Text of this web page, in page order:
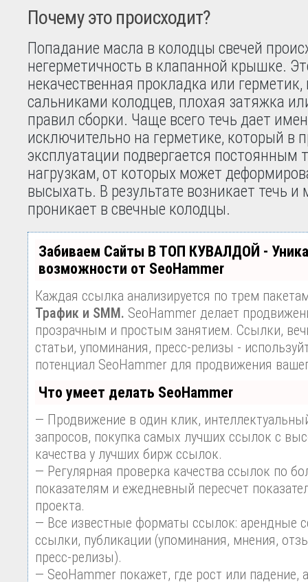
Почему это происходит?
Попадание масла в колодцы свечей
негерметичность в клапанной крышке.
некачественная прокладка или
сальниками колодцев, плохая затяжка
правил сборки. Чаще всего течь дает
исключительно на герметике, который в
эксплуатации подвергается постоянным
нагрузкам, от которых может
высыхать. В результате возникает течь и
проникает в свечные колодцы.
Забиваем Сайты В ТОП КУВАЛДОЙ -
возможности от SeoHammer
Каждая ссылка анализируется по трем
Трафик и SMM. SeoHammer делает
прозрачным и простым занятием. Ссылки,
статьи, упоминания, пресс-релизы -
потенциал SeoHammer для продвижения
Что умеет делать SeoHammer
— Продвижение в один клик,
запросов, покупка самых лучших ссылок с
качества у лучших бирж ссылок.
— Регулярная проверка качества ссылок по
показателям и ежедневный пересчет
проекта.
— Все известные форматы ссылок: арендные
ссылки, публикации (упоминания, мнения,
пресс-релизы).
— SeoHammer покажет, где рост или падение,